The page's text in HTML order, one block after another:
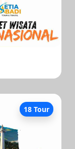
18 Tour